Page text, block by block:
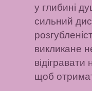
у глибині
сильний
викликане
щоб